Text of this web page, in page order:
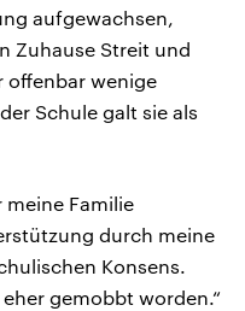
aufgewachsen,
Zuhause Streit und
offenbar wenige
Schule galt sie als
meine Familie
durch meine
Konsens.
gemobbt worden.“